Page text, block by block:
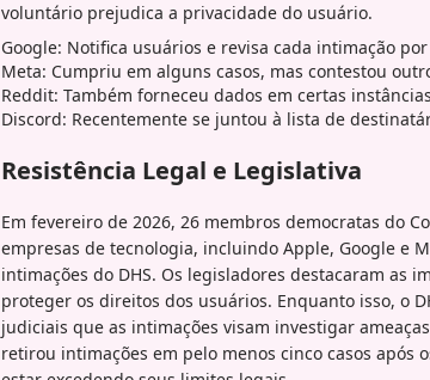
voluntário prejudica a privacidade do usuário.
Google: Notifica usuários e revisa cada intimação por
Meta: Cumpriu em alguns casos, mas contestou
Reddit: Também forneceu dados em certas
Discord: Recentemente se juntou à lista de
Resistência Legal e Legislativa
Em fevereiro de 2026, 26 membros democratas do
empresas de tecnologia, incluindo Apple, Google e
intimações do DHS. Os legisladores destacaram as
proteger os direitos dos usuários. Enquanto isso, o
judiciais que as intimações visam investigar
retirou intimações em pelo menos cinco casos